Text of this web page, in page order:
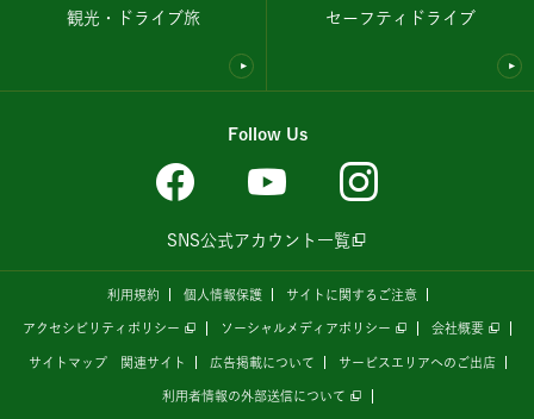
観光・ドライブ旅 セーフティドライブ
Follow Us
SNS公式アカウント一覧
利用規約 個人情報保護 サイトに関するご注意
アクセシビリティポリシー ソーシャルメディアポリシー 会社概要
サイトマップ 関連サイト 広告掲載について サービスエリアへのご出店
利用者情報の外部送信について